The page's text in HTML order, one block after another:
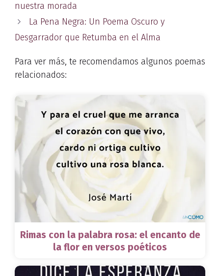
nuestra morada
La Pena Negra: Un Poema Oscuro y
Desgarrador que Retumba en el Alma
Para ver más, te recomendamos algunos poemas
relacionados:
Rimas con la palabra rosa: el encanto de
la flor en versos poéticos